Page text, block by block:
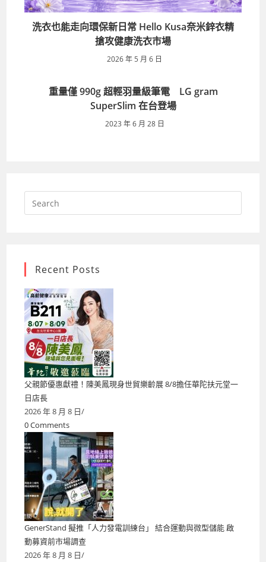
洗衣也能走向環保新日常 Hello Kusa奈米鋅衣精
搶攻健康洗衣市場
2026 年 5 月 6 日
重量僅 990g 超輕羽量級筆電 LG gram
SuperSlim 在台登場
2023 年 6 月 28 日
Search
for:
Recent Posts
父親節優惠獻禮！陳美鳳現身世貿樂齡展 8/8擔任華陀扶元堂一
日店長
2026 年 8 月 8 日/
0 Comments
GenerStand 擬推「人力發電訓練台」 結合運動與微型儲能 啟
動募資前市場調查
2026 年 8 月 8 日/